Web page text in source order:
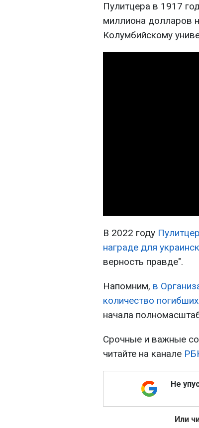
Пулитцера в 1917
миллиона долларов
Колумбийскому
В 2022 году
награде для
верность правде".
Напомним, в
количество
начала
Срочные и важные
читайте на канале
Не
Или